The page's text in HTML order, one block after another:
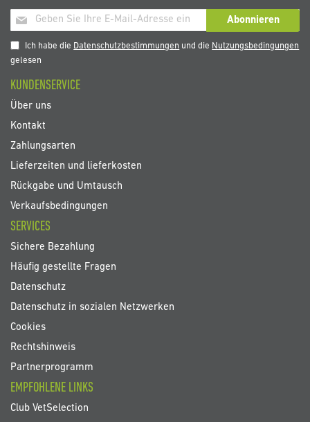
Melden
Sie
sich
für
Newsletter
an:
Abonnieren
Ich habe die Datenschutzbestimmungen und die Nutzungsbedingungen
gelesen
KUNDENSERVICE
Über uns
Kontakt
Zahlungsarten
Lieferzeiten und lieferkosten
Rückgabe und Umtausch
Verkaufsbedingungen
SERVICES
Sichere Bezahlung
Häufig gestellte Fragen
Datenschutz
Datenschutz in sozialen Netzwerken
Cookies
Rechtshinweis
Partnerprogramm
EMPFOHLENE LINKS
Club VetSelection